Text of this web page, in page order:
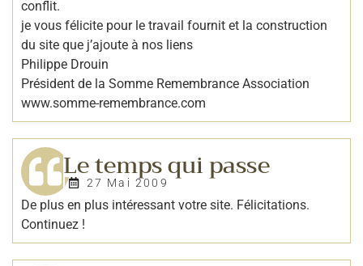
conflit.
je vous félicite pour le travail fournit et la construction
du site que j’ajoute à nos liens
Philippe Drouin
Président de la Somme Remembrance Association
www.somme-remembrance.com
Le temps qui passe
27 Mai 2009
De plus en plus intéressant votre site. Félicitations.
Continuez !